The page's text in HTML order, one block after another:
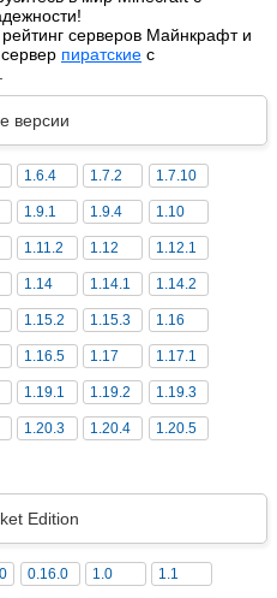
серверов Майнкрафт и
пиратские с
версии
1.6.4 1.7.2 1.7.10
1.9.1 1.9.4 1.10
1.11.2 1.12 1.12.1
1.14 1.14.1 1.14.2
1.15.2 1.15.3 1.16
1.16.5 1.17 1.17.1
1.19.1 1.19.2 1.19.3
1.20.3 1.20.4 1.20.5
Edition
0.16.0 1.0 1.1